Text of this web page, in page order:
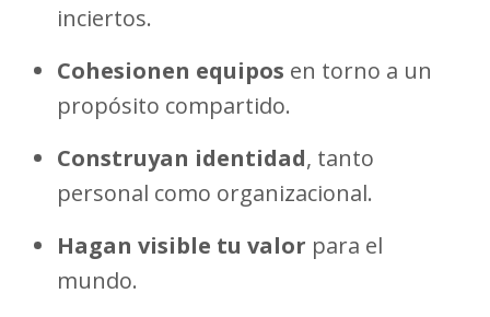
inciertos.
Cohesionen equipos en torno a un
propósito compartido.
Construyan identidad, tanto
personal como organizacional.
Hagan visible tu valor para el
mundo.